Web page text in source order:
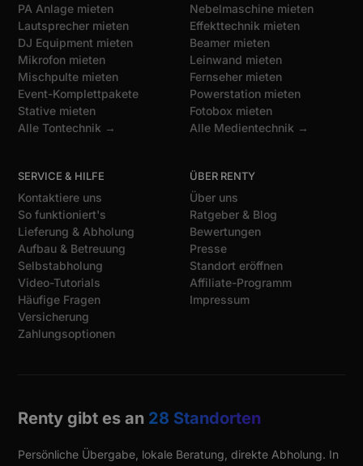
PA Anlage mieten
Lautsprecher mieten
DJ Equipment mieten
Mikrofon mieten
Mischpulte mieten
Event-Komplettpakete
Stative mieten
Alle Tontechnik →
Nebelmaschine mieten
Effekttechnik mieten
Beamer mieten
Leinwand mieten
Fernseher mieten
Powerstation mieten
Fotobox mieten
Alle Medientechnik →
SERVICE & HILFE
Kontaktiere uns
So funktioniert's
Lieferung & Abholung
Aufbau & Betreuung
Selbstabholung
Video-Tutorials
Häufige Fragen
Versicherung
Zahlungsoptionen
ÜBER RENTY
Über uns
Ratgeber & Blog
Bewertungen
Presse
Standort eröffnen
Affiliate-Programm
Impressum
Renty gibt es an 28 Standorten
Persönliche Übergabe, lokale Beratung, direkte Abholung. In